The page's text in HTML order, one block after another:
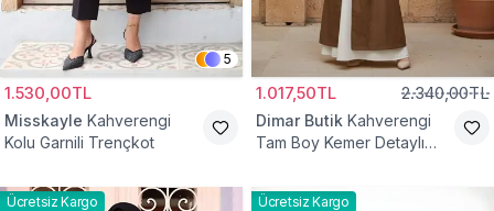
5
1.530,00TL
Misskayle Kahverengi
Kolu Garnili Trençkot
1.017,50TL 2.340,00TL
Dimar Butik Kahverengi
Tam Boy Kemer Detaylı
Ücretsiz Kargo Ücretsiz Kargo